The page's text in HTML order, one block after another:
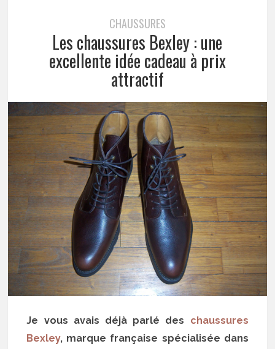
CHAUSSURES
Les chaussures Bexley : une
excellente idée cadeau à prix
attractif
Je vous avais déjà parlé des chaussures
Bexley, marque française spécialisée dans